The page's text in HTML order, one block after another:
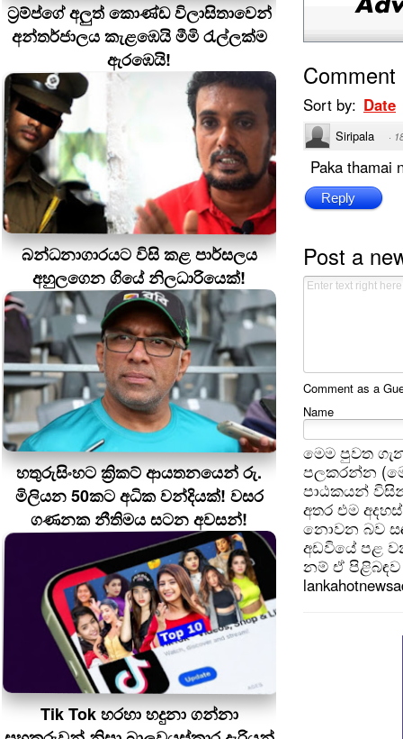
ට්‍රම්ප්ගේ අලුත් කොණ්ඩ විලාසිතාවෙන්
අන්තර්ජාලය කැළඹෙයි මීමි රැල්ලක්ම
ඇරඹෙයි!
බන්ධනාගාරයට විසි කළ පාර්සලය
අහුලගෙන ගියේ නිලධාරියෙක්!
හතුරුසිංහට ක්‍රිකට් ආයතනයෙන් රු.
මිලියන 50කට අධික වන්දියක්! වසර
ගණනක නීතිමය සටන අවසන්!
Tik Tok හරහා හදුනා ගන්නා
Comment
Sort by: Date
Siripala ·
Paka thamai
Reply
Post a
Comment as a
Name
මෙම පුවත
පලකරන්න
පාඨකයන්
අතර එම
නොවන බව
අඩවියේ පළ
නම් ඒ පිළිබඳව